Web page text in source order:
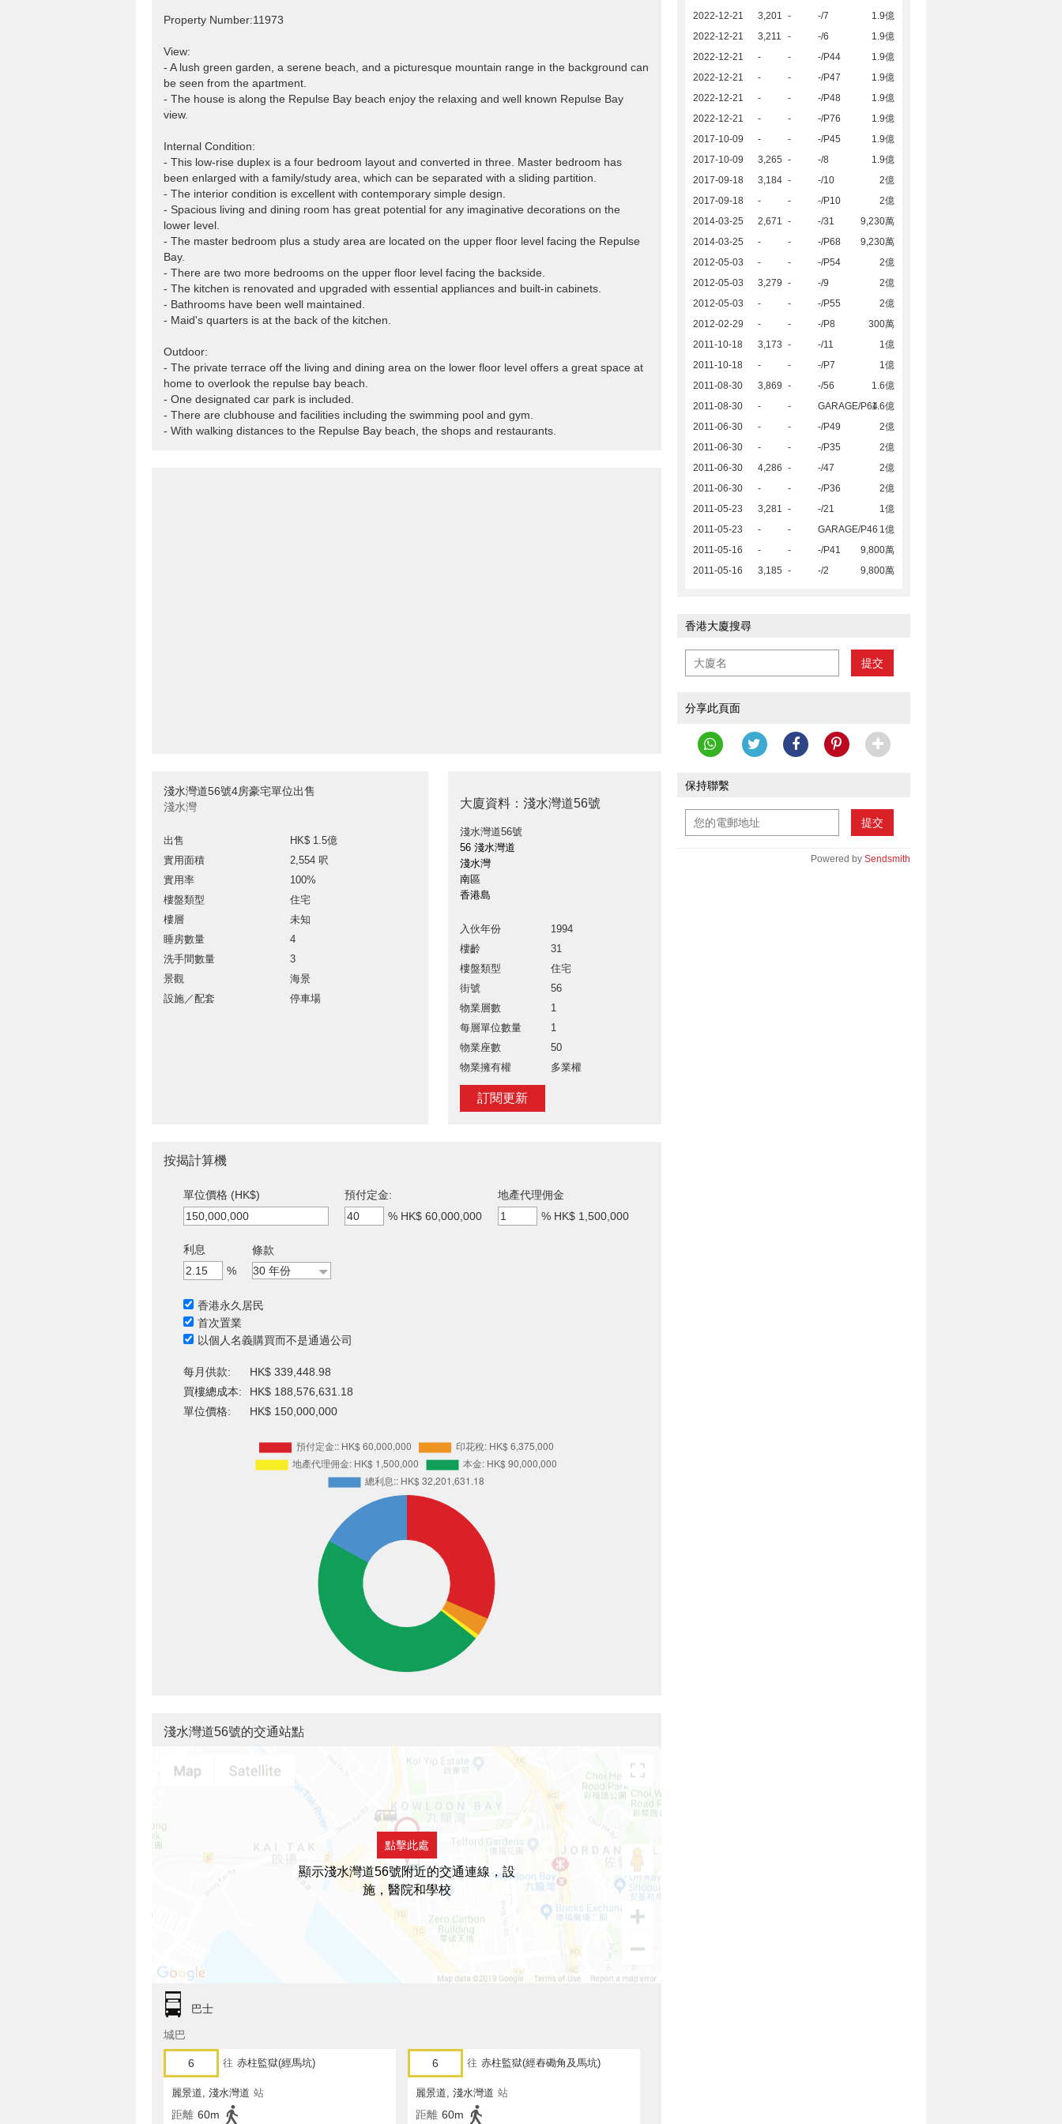
Property Number:11973
View:
- A lush green garden, a serene beach, and a picturesque mountain range in the background can
be seen from the apartment.
- The house is along the Repulse Bay beach enjoy the relaxing and well known Repulse Bay
view.
Internal Condition:
- This low-rise duplex is a four bedroom layout and converted in three. Master bedroom has
been enlarged with a family/study area, which can be separated with a sliding partition.
- The interior condition is excellent with contemporary simple design.
- Spacious living and dining room has great potential for any imaginative decorations on the
lower level.
- The master bedroom plus a study area are located on the upper floor level facing the Repulse
Bay.
- There are two more bedrooms on the upper floor level facing the backside.
- The kitchen is renovated and upgraded with essential appliances and built-in cabinets.
- Bathrooms have been well maintained.
- Maid's quarters is at the back of the kitchen.
Outdoor:
- The private terrace off the living and dining area on the lower floor level offers a great space at
home to overlook the repulse bay beach.
- One designated car park is included.
- There are clubhouse and facilities including the swimming pool and gym.
- With walking distances to the Repulse Bay beach, the shops and restaurants.
淺水灣道56號4房豪宅單位出售
淺水灣
出售
HK$ 1.5億
實用面積
2,554 呎
實用率
100%
樓盤類型
住宅
樓層
未知
睡房數量
4
洗手間數量
3
景觀
海景
設施／配套
停車場
大廈資料：淺水灣道56號
淺水灣道56號
56 淺水灣道
淺水灣
南區
香港島
入伙年份
1994
樓齡
31
樓盤類型
住宅
街號
56
物業層數
1
每層單位數量
1
物業座數
50
物業擁有權
多業權
訂閱更新
2022-12-21
3,201 - -/7
1.9億
2022-12-21
3,211 - -/6
1.9億
2022-12-21
- - -/P44
1.9億
2022-12-21
- - -/P47
1.9億
2022-12-21
- - -/P48
1.9億
2022-12-21
- - -/P76
1.9億
2017-10-09
- - -/P45
1.9億
2017-10-09
3,265 - -/8
1.9億
2017-09-18
3,184 - -/10
2億
2017-09-18
- - -/P10
2億
2014-03-25
2,671 - -/31
9,230萬
2014-03-25
- - -/P68
9,230萬
2012-05-03
- - -/P54
2億
2012-05-03
3,279 - -/9
2億
2012-05-03
- - -/P55
2億
2012-02-29
- - -/P8
300萬
2011-10-18
3,173 - -/11
1億
2011-10-18
- - -/P7
1億
2011-08-30
3,869 - -/56
1.6億
2011-08-30
- - GARAGE/P641.6億
2011-06-30
- - -/P49
2億
2011-06-30
- - -/P35
2億
2011-06-30
4,286 - -/47
2億
2011-06-30
- - -/P36
2億
2011-05-23
3,281 - -/21
1億
2011-05-23
- - GARAGE/P46 1億
2011-05-16
- - -/P41
9,800萬
2011-05-16
3,185 - -/2 9,800萬
香港大廈搜尋
提交
分享此頁面
保持聯繫
提交
Powered by Sendsmith
按揭計算機
單位價格 (HK$)
預付定金:
% HK$ 60,000,000
地產代理佣金
% HK$ 1,500,000
利息
%
條款
香港永久居民
首次置業
以個人名義購買而不是通過公司
每月供款:
HK$ 339,448.98
買樓總成本:
HK$ 188,576,631.18
單位價格:
HK$ 150,000,000
淺水灣道56號的交通站點
點擊此處
顯示淺水灣道56號附近的交通連線，設
施，醫院和學校
巴士
城巴
6 往 赤柱監獄(經馬坑)
麗景道, 淺水灣道 站
距離 60m
6 往 赤柱監獄(經舂磡角及馬坑)
麗景道, 淺水灣道 站
距離 60m